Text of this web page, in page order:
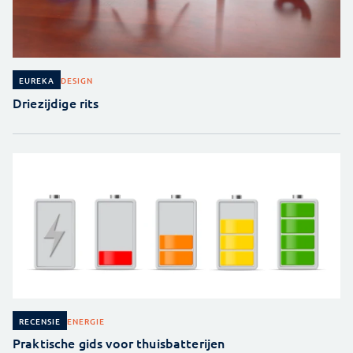
EUREKA DESIGN
Driezijdige rits
RECENSIE ENERGIE
Praktische gids voor thuisbatterijen